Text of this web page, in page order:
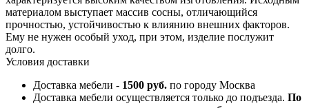
материалом выступает массив сосны, отличающийся
прочностью, устойчивостью к влиянию внешних факторов.
Ему не нужен особый уход, при этом, изделие послужит
долго.
Условия доставки
Доставка мебели - 1500 руб. по городу Москва
Доставка мебели осуществляется только до подъезда. По